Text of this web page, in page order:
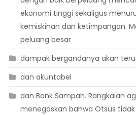
ekonomi tinggi sekaligus
kemiskinan dan ketimpangan.
peluang besar
dampak bergandanya akan
dan akuntabel
dan Bank Sampah. Rangkaian
menegaskan bahwa Otsus